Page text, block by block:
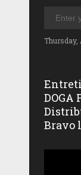
Thursday,
DOGA
Bravo